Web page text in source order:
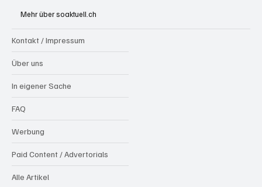
Mehr über soaktuell.ch
Kontakt / Impressum
Über uns
In eigener Sache
FAQ
Werbung
Paid Content / Advertorials
Alle Artikel